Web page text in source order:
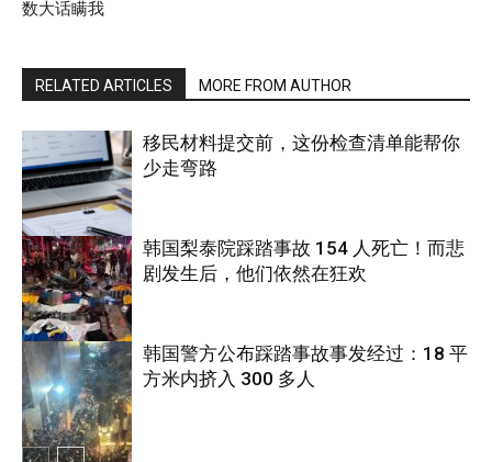
数大话瞒我
RELATED ARTICLES MORE FROM AUTHOR
国际
移民材料提交前，这份检查清单能帮你
少走弯路
国际
韩国梨泰院踩踏事故 154 人死亡！而悲
剧发生后，他们依然在狂欢
韩国警方公布踩踏事故事发经过：18 平
方米内挤入 300 多人